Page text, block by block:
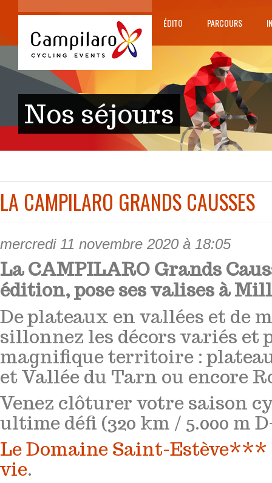
ÉDITO PARCOURS
Nos séjours
LA CAMPILARO GRANDS CAUSSES
mercredi 11 novembre 2020 à 18:05
La CAMPILARO Grands
édition, pose ses valises à
De plateaux en vallées et de
sillonnez les décors variés et
magnifique territoire :
et Vallée du Tarn ou encore
Venez clôturer votre saison
ultime défi (320 km / 5.000 m
Le Domaine Saint-Estève***
vie.